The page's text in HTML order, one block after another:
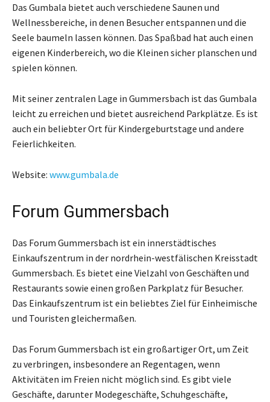
Das Gumbala bietet auch verschiedene Saunen und
Wellnessbereiche, in denen Besucher entspannen und die
Seele baumeln lassen können. Das Spaßbad hat auch einen
eigenen Kinderbereich, wo die Kleinen sicher planschen und
spielen können.
Mit seiner zentralen Lage in Gummersbach ist das Gumbala
leicht zu erreichen und bietet ausreichend Parkplätze. Es ist
auch ein beliebter Ort für Kindergeburtstage und andere
Feierlichkeiten.
Website: www.gumbala.de
Forum Gummersbach
Das Forum Gummersbach ist ein innerstädtisches
Einkaufszentrum in der nordrhein-westfälischen Kreisstadt
Gummersbach. Es bietet eine Vielzahl von Geschäften und
Restaurants sowie einen großen Parkplatz für Besucher.
Das Einkaufszentrum ist ein beliebtes Ziel für Einheimische
und Touristen gleichermaßen.
Das Forum Gummersbach ist ein großartiger Ort, um Zeit
zu verbringen, insbesondere an Regentagen, wenn
Aktivitäten im Freien nicht möglich sind. Es gibt viele
Geschäfte, darunter Modegeschäfte, Schuhgeschäfte,